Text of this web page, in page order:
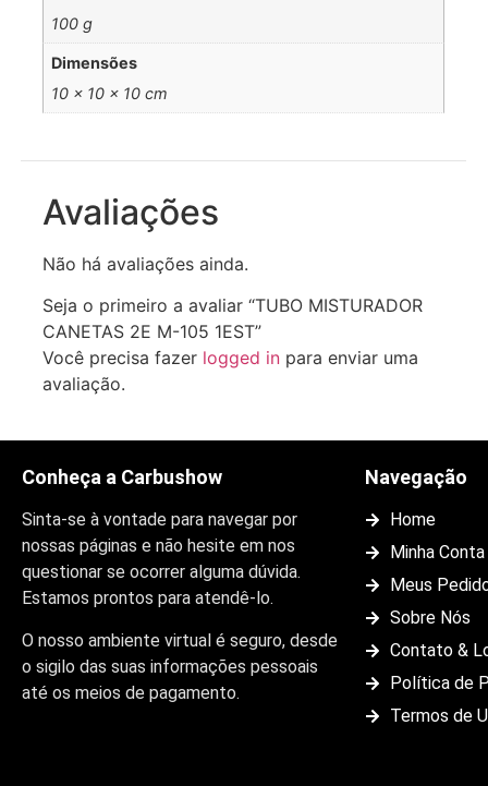
100 g
Dimensões
10 × 10 × 10 cm
Avaliações
Não há avaliações ainda.
Seja o primeiro a avaliar “TUBO MISTURADOR
CANETAS 2E M-105 1EST”
Você precisa fazer logged in para enviar uma
avaliação.
Conheça a Carbushow
Sinta-se à vontade para navegar por
nossas páginas e não hesite em nos
questionar se ocorrer alguma dúvida.
Estamos prontos para atendê-lo.
O nosso ambiente virtual é seguro, desde
o sigilo das suas informações pessoais
até os meios de pagamento.
Navegação
Home
Minha Conta
Meus
Sobre Nós
Contato &
Política de
Termos de